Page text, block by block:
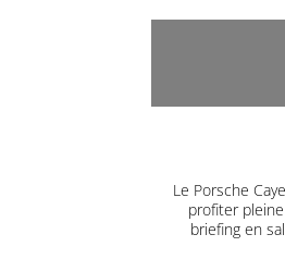
Le Porsche
profiter
briefing en